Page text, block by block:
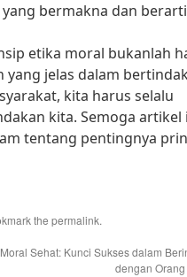
bermakna dan
etika moral bukanlah
yang jelas dalam
kita harus selalu
kita. Semoga artikel
tentang pentingnya
the permalink.
Sehat: Kunci Sukses dalam
dengan